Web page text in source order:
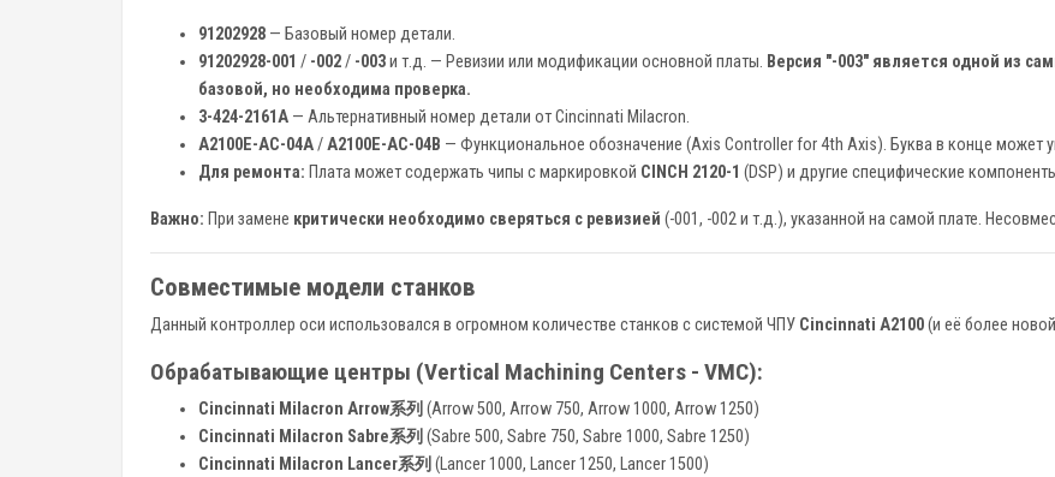
91202928 — Базовый номер детали.
91202928-001 / -002/ -003и т.д. — Ревизии или модификации основной платы. Версия "-003" является одной из
базовой, но необходима проверка.
3-424-2161A — Альтернативный номер детали от Cincinnati Milacron.
A2100E-AC-04A/A2100E-AC-04B — Функциональное обозначение (Axis Controller for 4th Axis). Буква в конце может
Для ремонта: Плата может содержать чипы с маркировкой CINCH 2120-1 (DSP) и другие специфические
Важно: При замене критически необходимо сверяться с ревизией (-001, -002 и т.д.), указанной на самой плате.
Совместимые модели станков
Данный контроллер оси использовался в огромном количестве станков с системой ЧПУ Cincinnati A2100(и её более
Обрабатывающие центры (Vertical Machining Centers - VMC):
Cincinnati Milacron Arrow系列 (Arrow 500, Arrow 750, Arrow 1000, Arrow 1250)
Cincinnati Milacron Sabre系列 (Sabre 500, Sabre 750, Sabre 1000, Sabre 1250)
Cincinnati Milacron Lancer系列 (Lancer 1000, Lancer 1250, Lancer 1500)